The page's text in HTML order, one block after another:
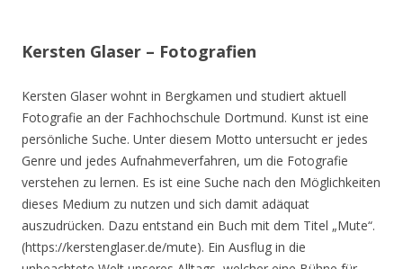
Kersten Glaser – Fotografien
Kersten Glaser wohnt in Bergkamen und studiert aktuell
Fotografie an der Fachhochschule Dortmund. Kunst ist eine
persönliche Suche. Unter diesem Motto untersucht er jedes
Genre und jedes Aufnahmeverfahren, um die Fotografie
verstehen zu lernen. Es ist eine Suche nach den Möglichkeiten
dieses Medium zu nutzen und sich damit adäquat
auszudrücken. Dazu entstand ein Buch mit dem Titel „Mute“.
(https://kerstenglaser.de/mute). Ein Ausflug in die